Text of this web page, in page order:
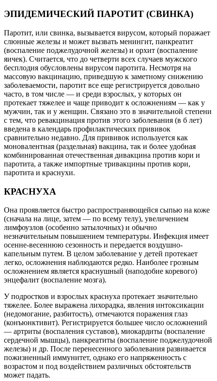
ЭПИДЕМИЧЕСКИЙ ПАРОТИТ (СВИНКА)
Паротит, или свинка, вызывается вирусом, который поражает
слюнные железы и может вызвать менингит, панкреатит
(воспаление поджелудочной железы) и орхит (воспаление
яичек). Считается, что до четверти всех случаев мужского
бесплодия обусловлены вирусом паротита. Несмотря на
массовую вакцинацию, приведшую к заметному снижению
заболеваемости, паротит все еще регистрируется довольно
часто, в том числе — и среди взрослых, у которых он
протекает тяжелее и чаще приводит к осложнениям — как у
мужчин, так и у женщин. Связано это в значительной степени
с тем, что ревакцинация против этого заболевания (в б лет)
введена в календарь профилактических прививок
сравнительно недавно. Для прививок используется как
моновалентная (раздельная) вакцина, так и более удобная
комбинированная отечественная дивакцина против кори и
паротита, а также импортные тривакцины против кори,
паротита и краснухи.
КРАСНУХА
Она проявляется быстро распространяющейся сыпью на коже
(сначала на лице, затем — по всему телу), увеличением
лимфоузлов (особенно затылочных) и обычно
незначительным повышением температуры. Инфекция имеет
осенне-весеннюю сезонность и передается воздушно-
капельным путем. В целом заболевание у детей протекает
легко, осложнения наблюдаются редко. Наиболее грозным
осложнением является краснушный (наподобие коревого)
энцефалит (воспаление мозга).
У подростков и взрослых краснуха протекает значительно
тяжелее. Более выражена лихорадка, явления интоксикации
(недомогание, разбитость), отмечаются поражения глаз
(конъюнктивит). Регистрируется большее число осложнений
— артриты (воспаления суставов), миокардиты (воспаление
сердечной мышцы), панкреатиты (воспаление поджелудочной
железы) и др. После перенесенного заболевания развивается
пожизненный иммунитет, однако его напряженность с
возрастом и под воздействием различных обстоятельств
может падать.